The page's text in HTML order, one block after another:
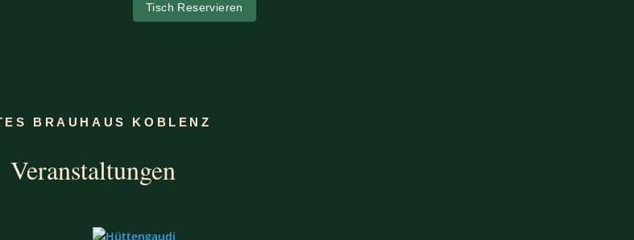
Tisch Reservieren
BRAUHAUS KOBLENZ
Veranstaltungen